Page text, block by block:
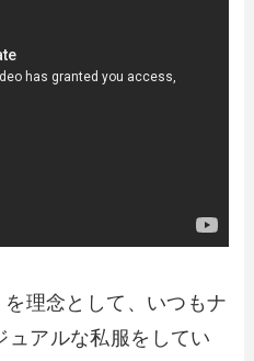
理念として、いつもナ
ュアルな私服をしてい